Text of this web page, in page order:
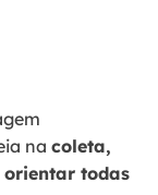
na coleta,
todas